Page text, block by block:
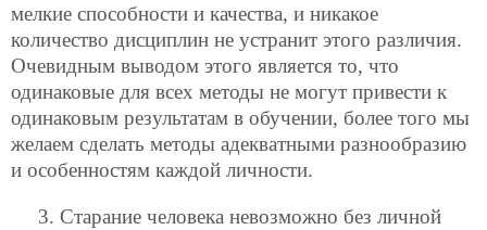
мелкие способности и качества, и никакое
количество дисциплин не устранит этого различия.
Очевидным выводом этого является то, что
одинаковые для всех методы не могут привести к
одинаковым результатам в обучении, более того мы
желаем сделать методы адекватными разнообразию
и особенностям каждой личности.
3. Старание человека невозможно без личной